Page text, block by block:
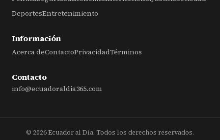
DeportesEntretenimiento
Información
Acerca deContactoPrivacidadTérminos
Contacto
info@ecuadoraldia365.com
© 2026 Ecuador al Día. Todos los derechos reservados.